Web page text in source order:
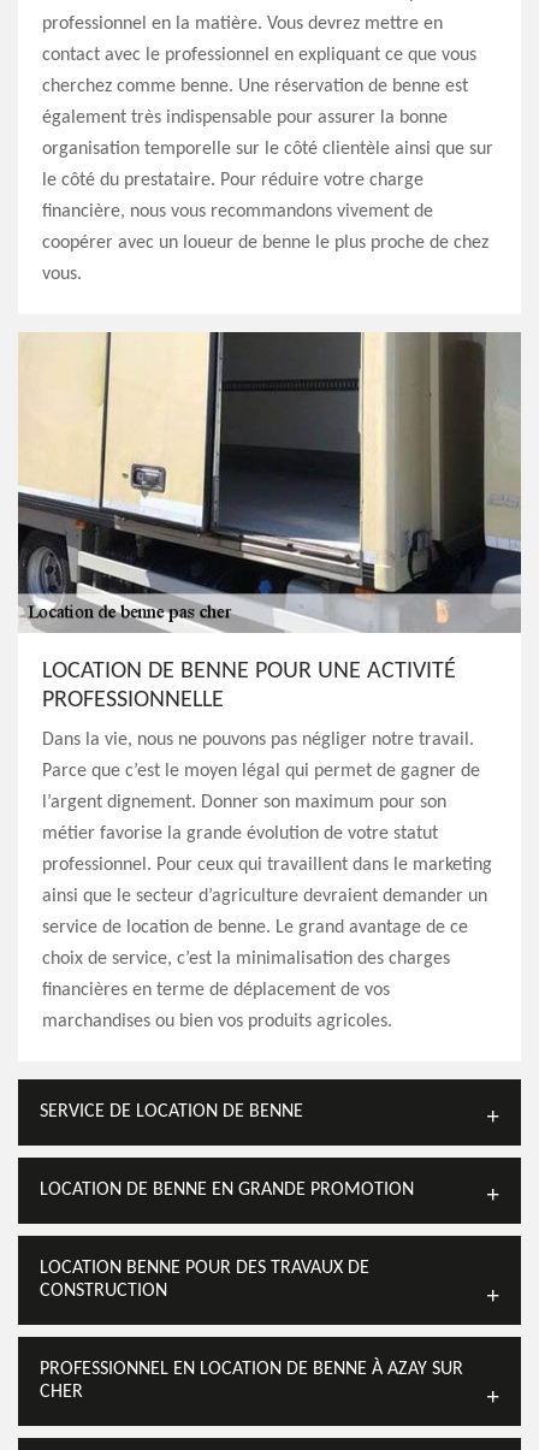
professionnel en la matière. Vous devrez mettre en
contact avec le professionnel en expliquant ce que vous
cherchez comme benne. Une réservation de benne est
également très indispensable pour assurer la bonne
organisation temporelle sur le côté clientèle ainsi que sur
le côté du prestataire. Pour réduire votre charge
financière, nous vous recommandons vivement de
coopérer avec un loueur de benne le plus proche de chez
vous.
LOCATION DE BENNE POUR UNE ACTIVITÉ
PROFESSIONNELLE
Dans la vie, nous ne pouvons pas négliger notre travail.
Parce que c’est le moyen légal qui permet de gagner de
l’argent dignement. Donner son maximum pour son
métier favorise la grande évolution de votre statut
professionnel. Pour ceux qui travaillent dans le marketing
ainsi que le secteur d’agriculture devraient demander un
service de location de benne. Le grand avantage de ce
choix de service, c’est la minimalisation des charges
financières en terme de déplacement de vos
marchandises ou bien vos produits agricoles.
SERVICE DE LOCATION DE BENNE
LOCATION DE BENNE EN GRANDE PROMOTION
LOCATION BENNE POUR DES TRAVAUX DE
CONSTRUCTION
PROFESSIONNEL EN LOCATION DE BENNE À AZAY SUR
CHER